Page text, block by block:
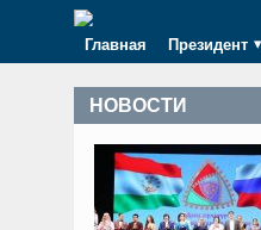
Главная Президент
НОВОСТИ